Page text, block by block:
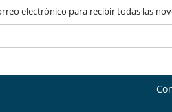
electrónico para recibir todas las